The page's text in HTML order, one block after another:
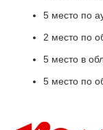
5 место по
2 место по
5 место в
5 место по